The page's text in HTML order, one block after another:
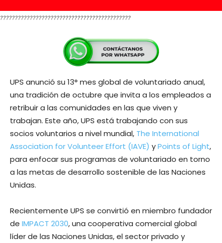
????????????????????????????????????????????
UPS anunció su 13° mes global de voluntariado anual,
una tradición de octubre que invita a los empleados a
retribuir a las comunidades en las que viven y
trabajan. Este año, UPS está trabajando con sus
socios voluntarios a nivel mundial, The International
Association for Volunteer Effort (IAVE) yPoints of Light,
para enfocar sus programas de voluntariado en torno
a las metas de desarrollo sostenible de las Naciones
Unidas.
Recientemente UPS se convirtió en miembro fundador
de IMPACT 2030, una cooperativa comercial global
líder de las Naciones Unidas, el sector privado y